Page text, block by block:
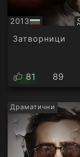
2013
БГ
аудио
Затворници
81 89
Драматични